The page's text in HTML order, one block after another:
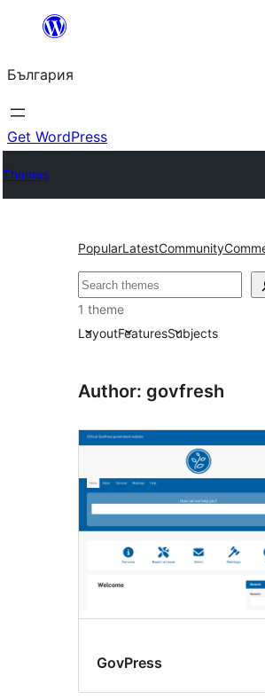
България
Get WordPress
Themes
PopularLatestCommunity
Търсене
1 theme
LayoutFeaturesSubjects
Author: govfresh
GovPress